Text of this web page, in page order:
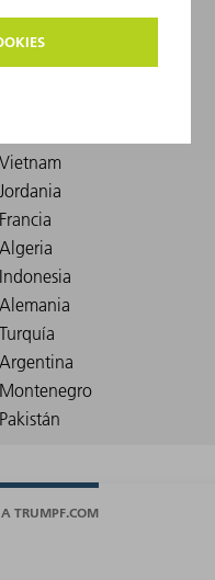
A TRUMPF.COM